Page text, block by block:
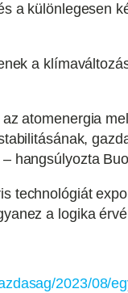
a különlegesen
a
atomenergia
hangsúlyozta
technológiát
a logika
2023/08/